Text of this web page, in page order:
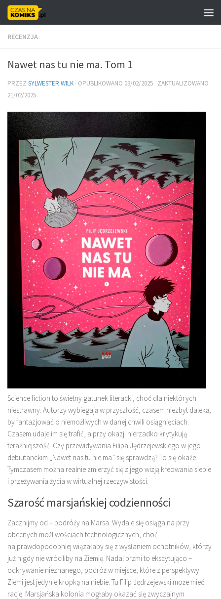
Skip to content
RECENZJA
Nawet nas tu nie ma. Tom 1
PRZEZ SYLWESTER WILK · OPUBLIKOWANO 03/02/2025 · ZAKTUALIZOWANO
21/02/2025
Science fiction to świetny gatunek literacki, choć dla niektórych
niestrawny. Autorzy wybiegają w przyszłość, czasem niezbyt daleką,
by fantazjować o niemożliwych w danej chwili osiągnięciach.
Czasem udaje im się trafić, a przy okazji nierzadko krytykują
teraźniejszość. Czy przewidywania Filipa Jędrzejewskiego w jego
debiutanckim „Nawet nas tu nie ma” się sprawdzą? To się okaże.
Tymczasem można realnie zmierzyć się z jego wizją kreowania siebie
i przeżywania życia w wirtualnej rzeczywistości.
Szarość marsjańskiej codzienności
Zacznijmy od – podróży na Marsa. Wydaje się osiągalna przy
obecnych możliwościach technologicznych, choć
najprawdopodobniej wiązałaby się z wysłaniem ochotników, którzy
już nigdy nie wróciliby na Ziemię. Nadal brzmi to ekscytująco –
odkrywanie nieznanego, podróż w miejsce, które z perspektywy
Ziemi jest jedynie kropką na niebie. Tu Filip Jędrzejewski może mieć
rację. Marsjańska kolonia mogłaby okazać się zwyczajnym